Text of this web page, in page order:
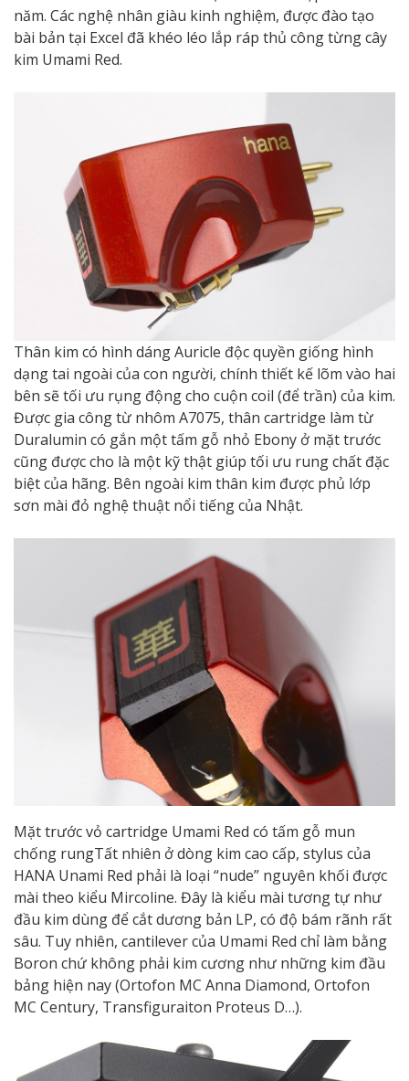
năm. Các nghệ nhân giàu kinh nghiệm, được đào tạo
bài bản tại Excel đã khéo léo lắp ráp thủ công từng cây
kim Umami Red.
Thân kim có hình dáng Auricle độc quyền giống hình
dạng tai ngoài của con người, chính thiết kế lõm vào hai
bên sẽ tối ưu rụng động cho cuộn coil (để trần) của kim.
Được gia công từ nhôm A7075, thân cartridge làm từ
Duralumin có gắn một tấm gỗ nhỏ Ebony ở mặt trước
cũng được cho là một kỹ thật giúp tối ưu rung chất đặc
biệt của hãng. Bên ngoài kim thân kim được phủ lớp
sơn mài đỏ nghệ thuật nổi tiếng của Nhật.
Mặt trước vỏ cartridge Umami Red có tấm gỗ mun
chống rungTất nhiên ở dòng kim cao cấp, stylus của
HANA Unami Red phải là loại “nude” nguyên khối được
mài theo kiểu Mircoline. Đây là kiểu mài tương tự như
đầu kim dùng để cắt dương bản LP, có độ bám rãnh rất
sâu. Tuy nhiên, cantilever của Umami Red chỉ làm bằng
Boron chứ không phải kim cương như những kim đầu
bảng hiện nay (Ortofon MC Anna Diamond, Ortofon
MC Century, Transfiguraiton Proteus D…).